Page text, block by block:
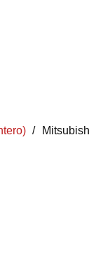
/